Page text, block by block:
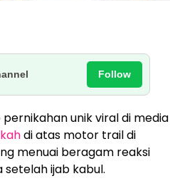
Follow
pernikahan unik viral di media
di atas motor trail di
menuai beragam reaksi
ijab kabul.